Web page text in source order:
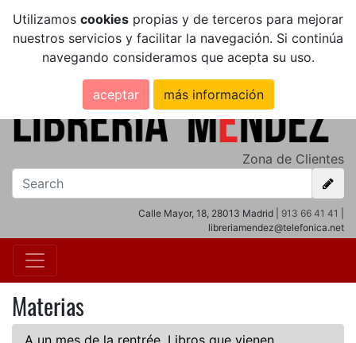
Utilizamos cookies propias y de terceros para mejorar
nuestros servicios y facilitar la navegación. Si continúa
navegando consideramos que acepta su uso.
aceptar más información
Zona de Clientes
Calle Mayor, 18, 28013 Madrid | 913 66 41 41
libreriamendez@telefonica.net
Materias
A un mes de la rentrée. Libros que vienen.